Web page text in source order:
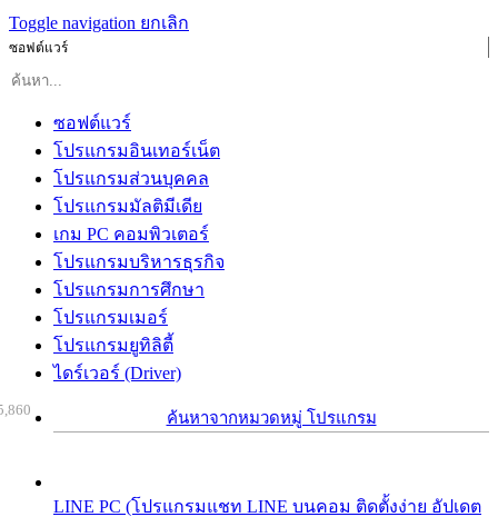
Toggle navigation ยกเลิก
ซอฟต์แวร์
ซอฟต์แวร์
โปรแกรมอินเทอร์เน็ต
โปรแกรมส่วนบุคคล
โปรแกรมมัลติมีเดีย
เกม PC คอมพิวเตอร์
โปรแกรมบริหารธุรกิจ
โปรแกรมการศึกษา
โปรแกรมเมอร์
โปรแกรมยูทิลิตี้
ไดร์เวอร์ (Driver)
ค้นหาจากหมวดหมู่ โปรแกรม
LINE PC (โปรแกรมแชท LINE บนคอม ติดตั้งง่าย อัปเดต